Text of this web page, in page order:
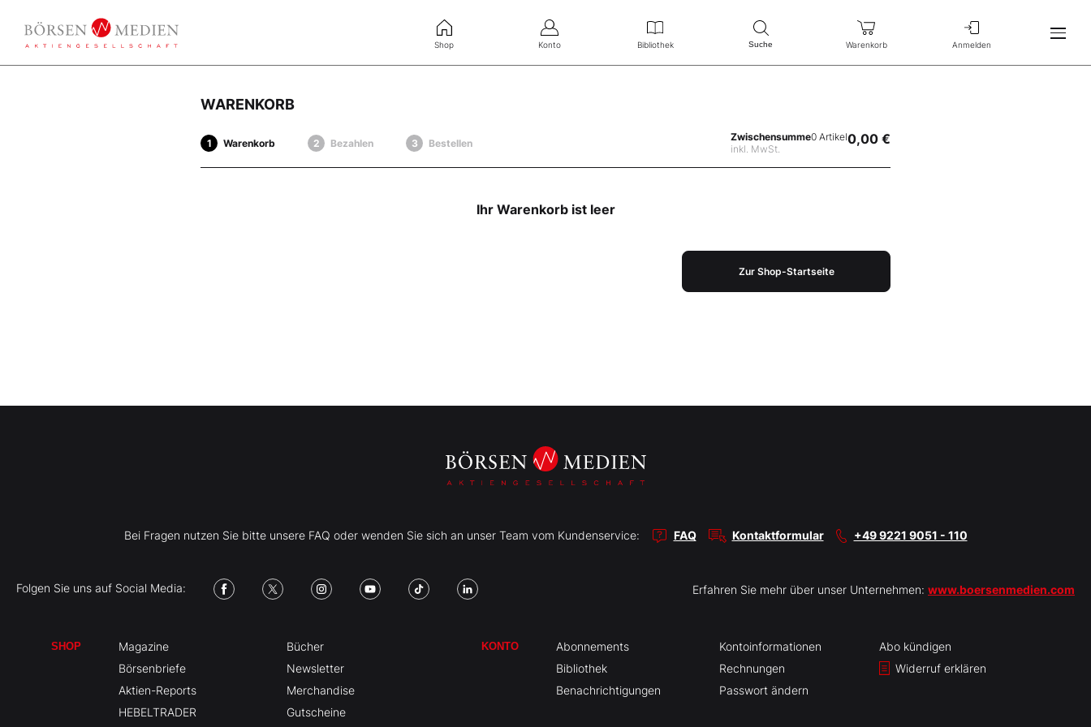
Shop Konto Bibliothek Suche Warenkorb Anmelden
WARENKORB
Warenkorb Bezahlen Bestellen
Zwischensumme
inkl. MwSt.
0 Artikel0,00 €
Ihr Warenkorb ist leer
Zur Shop-Startseite
Bei Fragen nutzen Sie bitte unsere FAQ oder wenden Sie sich an unser Team vom Kundenservice: FAQ Kontaktformular +49 9221 9051 - 110
Folgen Sie uns auf Social Media: Erfahren Sie mehr über unser Unternehmen: www.boersenmedien.com
SHOP
Magazine
Börsenbriefe
Aktien-Reports
HEBELTRADER
Bücher
Newsletter
Merchandise
Gutscheine
KONTO
Abonnements
Bibliothek
Benachrichtigungen
Kontoinformationen
Rechnungen
Passwort ändern
Abo kündigen
Widerruf erklären